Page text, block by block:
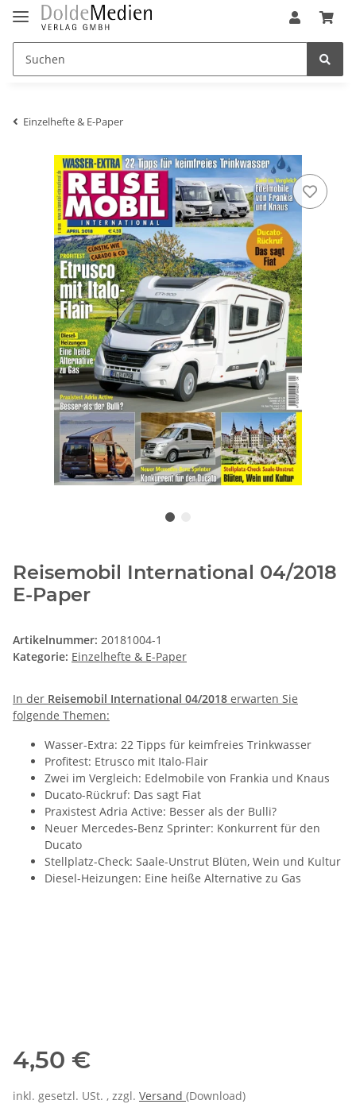
Einzelhefte & E-Paper
Reisemobil International 04/2018
E-Paper
Artikelnummer: 20181004-1
Kategorie: Einzelhefte & E-Paper
In der Reisemobil International 04/2018 erwarten Sie
folgende Themen:
Wasser-Extra: 22 Tipps für keimfreies Trinkwasser
Profitest: Etrusco mit Italo-Flair
Zwei im Vergleich: Edelmobile von Frankia und Knaus
Ducato-Rückruf: Das sagt Fiat
Praxistest Adria Active: Besser als der Bulli?
Neuer Mercedes-Benz Sprinter: Konkurrent für den
Ducato
Stellplatz-Check: Saale-Unstrut Blüten, Wein und Kultur
Diesel-Heizungen: Eine heiße Alternative zu Gas
4,50 €
inkl. gesetzl. USt. , zzgl. Versand (Download)